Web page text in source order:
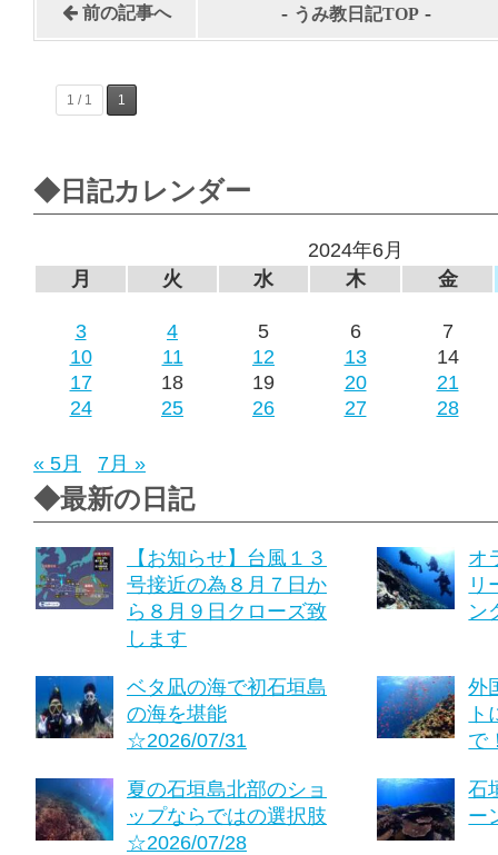
前の記事へ - うみ教日記TOP -
1 / 1 1
◆日記カレンダー
2024年6月
月
火 水 木 金
3 4 5 6
7
10
11 12 13
14
17
18 19 20
21
24
25 26 27 28
« 5月 7月 »
◆最新の日記
【お知らせ】台風１３
号接近の為８月７日か
ら８月９日クローズ致
します
オ
リ
ン
ベタ凪の海で初石垣島
の海を堪能
☆2026/07/31
外
で
夏の石垣島北部のショ
ップならではの選択肢
☆2026/07/28
石
ー